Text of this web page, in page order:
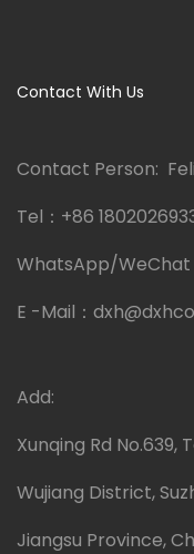
Contact With Us
Contact Person:
Tel： +86
WhatsApp/WeChat
E -Mail：
Add:
Xunqing Rd No.639,
Wujiang District,
Jiangsu Province,